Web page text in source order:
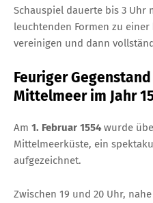
Schauspiel dauerte bis 3 Uhr
leuchtenden Formen zu einer
vereinigen und dann
Feuriger
Mittelmeer im Jahr
Am 1. Februar 1554wurde
Mittelmeerküste, ein
aufgezeichnet.
Zwischen 19 und 20 Uhr,